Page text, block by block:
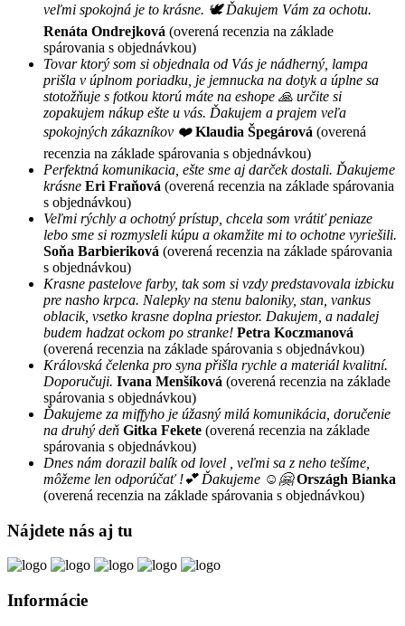
veľmi spokojná je to krásne. 🕊 Ďakujem Vám za ochotu.
Renáta Ondrejková (overená recenzia na základe
spárovania s objednávkou)
Tovar ktorý som si objednala od Vás je nádherný, lampa
prišla v úplnom poriadku, je jemnucka na dotyk a úplne sa
stotožňuje s fotkou ktorú máte na eshope 🙏 určite si
zopakujem nákup ešte u vás. Ďakujem a prajem veľa
spokojných zákazníkov ❤️ Klaudia Špegárová (overená
recenzia na základe spárovania s objednávkou)
Perfektná komunikacia, ešte sme aj darček dostali. Ďakujeme
krásne Eri Fraňová (overená recenzia na základe spárovania
s objednávkou)
Veľmi rýchly a ochotný prístup, chcela som vrátiť peniaze
lebo sme si rozmysleli kúpu a okamžite mi to ochotne vyriešili.
Soňa Barbieriková (overená recenzia na základe spárovania
s objednávkou)
Krasne pastelove farby, tak som si vzdy predstavovala izbicku
pre nasho krpca. Nalepky na stenu baloniky, stan, vankus
oblacik, vsetko krasne doplna priestor. Dakujem, a nadalej
budem hadzat ockom po stranke! Petra Koczmanová
(overená recenzia na základe spárovania s objednávkou)
Královská čelenka pro syna přišla rychle a materiál kvalitní.
Doporučuji. Ivana Menšíková (overená recenzia na základe
spárovania s objednávkou)
Ďakujeme za miffyho je úžasný milá komunikácia, doručenie
na druhý deň Gitka Fekete (overená recenzia na základe
spárovania s objednávkou)
Dnes nám dorazil balík od lovel , veľmi sa z neho tešíme,
môžeme len odporúčať !💕 Ďakujeme ☺️🤗 Országh Bianka
(overená recenzia na základe spárovania s objednávkou)
Nájdete nás aj tu
Informácie